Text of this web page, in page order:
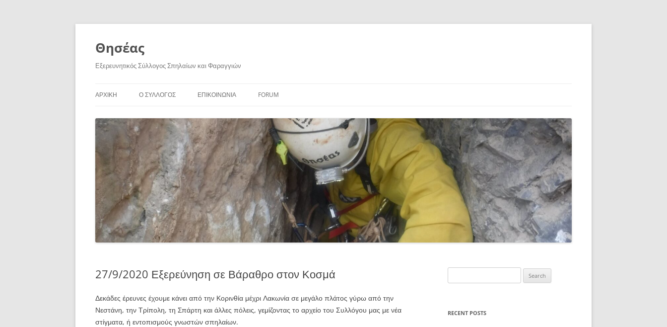
Skip
Θησέας
Εξερευνητικός Σύλλογος Σπηλαίων και Φαραγγιών
ΑΡΧΙΚΗ Ο ΣΥΛΛΟΓΟΣ ΕΠΙΚΟΙΝΩΝΙΑ FORUM
27/9/2020 Εξερεύνηση σε Βάραθρο στον Κοσμά
Δεκάδες έρευνες έχουμε κάνει από την Κορινθία μέχρι Λακωνία σε μεγάλο πλάτος γύρω από την
Νεστάνη, την Τρίπολη, τη Σπάρτη και άλλες πόλεις, γεμίζοντας το αρχείο του Συλλόγου μας με νέα
στίγματα, ή εντοπισμούς γνωστών σπηλαίων.
for:
RECENT POSTS